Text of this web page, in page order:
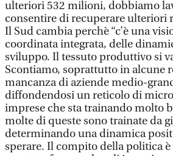
ulteriori 532 milioni, dobbiamo
consentire di recuperare ulteriori
Il Sud cambia perchè “c’è una
coordinata integrata, delle
sviluppo. Il tessuto produttivo si
Scontiamo, soprattutto in alcune
mancanza di aziende medio-
diffondendosi un reticolo di
imprese che sta trainando molto
molte di queste sono trainate da
determinando una dinamica
sperare. Il compito della politica